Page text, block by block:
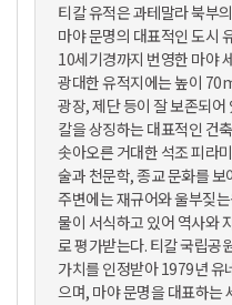
티칼 유적은 과테말라 북부
마야 문명의 대표적인 도시
10세기경까지 번영한 마야
광대한 유적지에는 높이
광장, 제단 등이 잘 보존되어
칼을 상징하는 대표적인 건
솟아오른 거대한 석조 피라
술과 천문학, 종교 문화를
주변에는 재규어와 울부짖
물이 서식하고 있어 역사와
로 평가받는다. 티칼 국립공
가치를 인정받아 1979년 유
으며, 마야 문명을 대표하는